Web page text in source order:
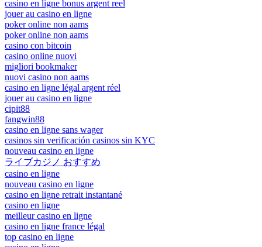
casino en ligne bonus argent reel
jouer au casino en ligne
poker online non aams
poker online non aams
casino con bitcoin
casino online nuovi
migliori bookmaker
nuovi casino non aams
casino en ligne légal argent réel
jouer au casino en ligne
cipit88
fangwin88
casino en ligne sans wager
casinos sin verificación casinos sin KYC
nouveau casino en ligne
ライブカジノ おすすめ
casino en ligne
nouveau casino en ligne
casino en ligne retrait instantané
casino en ligne
meilleur casino en ligne
casino en ligne france légal
top casino en ligne